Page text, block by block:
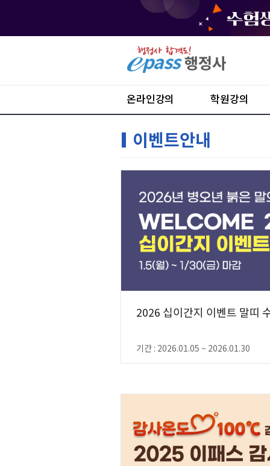
온라인강의 학원강의
이벤트안내
2026 십이간지 이벤트 말띠
기간 : 2026.01.05 ~ 2026.01.30